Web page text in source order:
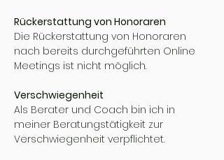
Rückerstattung von Honoraren
Die Rückerstattung von Honoraren
nach bereits durchgeführten Online
Meetings ist nicht möglich.
Verschwiegenheit
Als Berater und Coach bin ich in
meiner Beratungstätigkeit zur
Verschwiegenheit verpflichtet.